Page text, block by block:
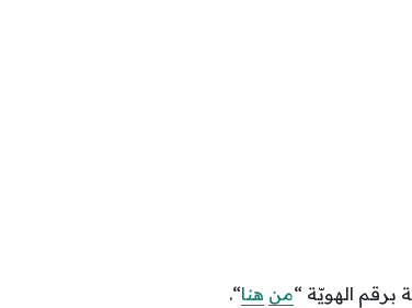
برقم الهويّة “من هنا“.